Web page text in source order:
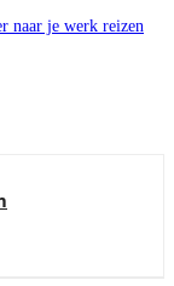
naar je werk reizen